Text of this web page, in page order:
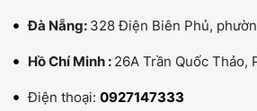
Đà Nẵng: 328 Điện Biên Phủ,
Hồ Chí Minh : 26A Trần Quốc Thảo,
Điện thoại: 0927147333